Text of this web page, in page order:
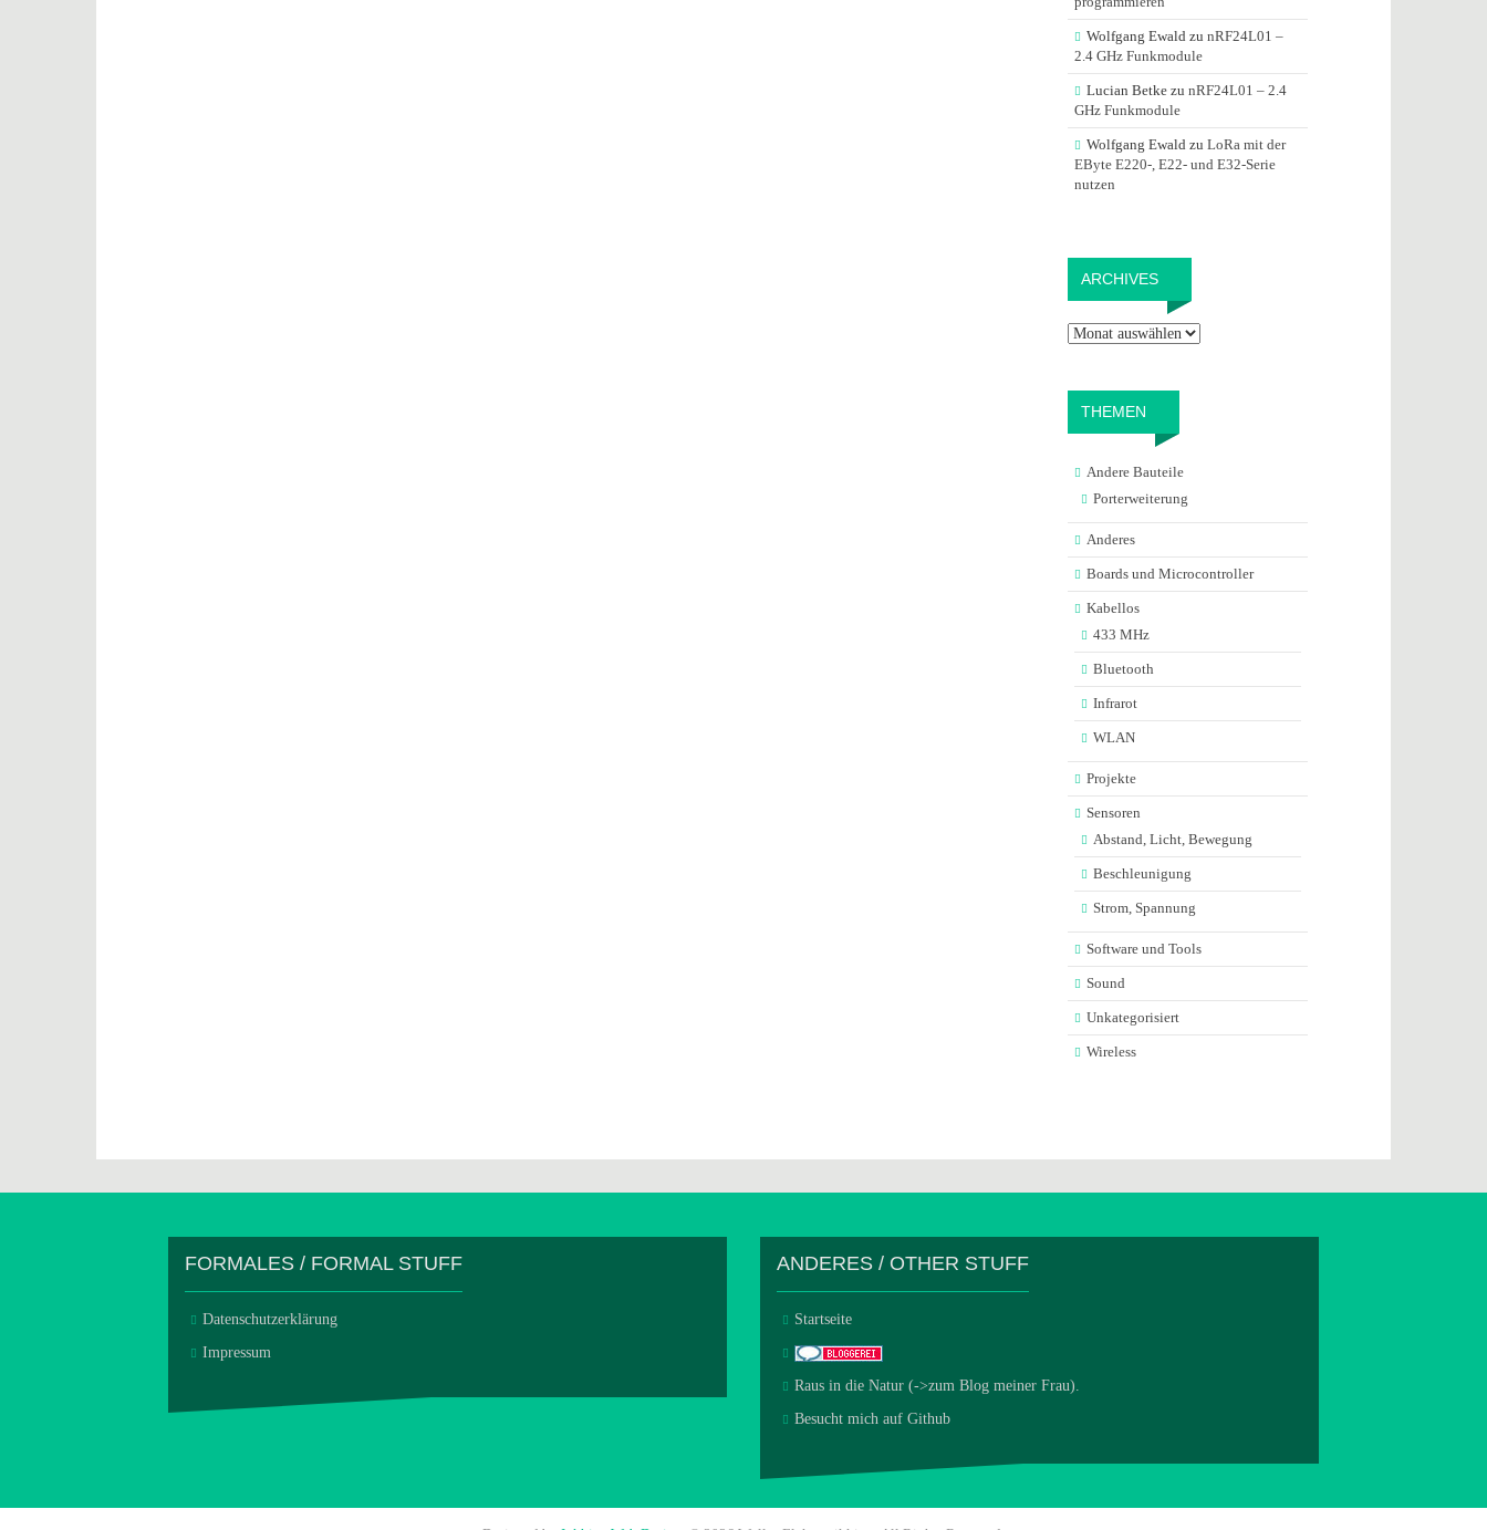
Wolfgang Ewaldzu nRF24L01 –
2.4 GHz Funkmodule
Lucian Betkezu nRF24L01 – 2.4
GHz Funkmodule
Wolfgang Ewaldzu LoRa mit der
EByte E220-, E22- und E32-Serie
nutzen
ARCHIVES
THEMEN
Andere Bauteile
Porterweiterung
Anderes
Boards und Microcontroller
Kabellos
433 MHz
Bluetooth
Infrarot
WLAN
Projekte
Sensoren
Abstand, Licht, Bewegung
Beschleunigung
Strom, Spannung
Software und Tools
Sound
Unkategorisiert
Wireless
FORMALES / FORMAL STUFF
Datenschutzerklärung
Impressum
ANDERES / OTHER STUFF
Startseite
Raus in die Natur (->zum Blog meiner Frau).
Besucht mich auf Github